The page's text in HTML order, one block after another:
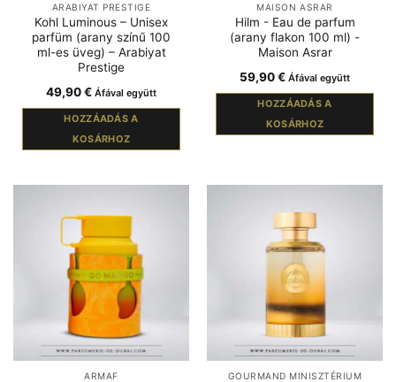
ARABIYAT PRESTIGE
Kohl Luminous – Unisex
parfüm (arany színű 100
ml-es üveg) – Arabiyat
Prestige
49,90€ Áfával együtt
HOZZÁADÁS A
KOSÁRHOZ
MAISON ASRAR
Hilm - Eau de parfum
(arany flakon 100 ml) -
Maison Asrar
59,90€ Áfával együtt
HOZZÁADÁS A
KOSÁRHOZ
ARMAF GOURMAND MINISZTÉRIUM